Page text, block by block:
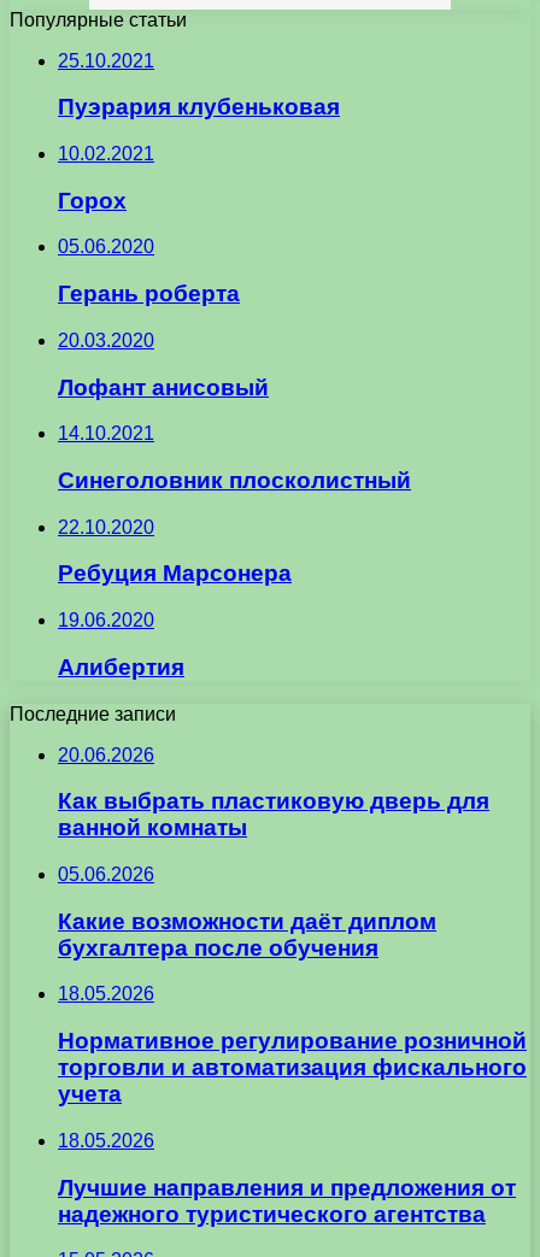
Популярные статьи
25.10.2021
Пуэрария клубеньковая
10.02.2021
Горох
05.06.2020
Герань роберта
20.03.2020
Лофант анисовый
14.10.2021
Синеголовник плосколистный
22.10.2020
Ребуция Марсонера
19.06.2020
Алибертия
Последние записи
20.06.2026
Как выбрать пластиковую дверь для
ванной комнаты
05.06.2026
Какие возможности даёт диплом
бухгалтера после обучения
18.05.2026
Нормативное регулирование розничной
торговли и автоматизация фискального
учета
18.05.2026
Лучшие направления и предложения от
надежного туристического агентства